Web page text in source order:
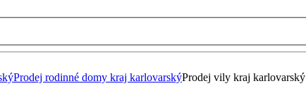
Prodej rodinné domy kraj karlovarskýProdej vily kraj karlovarský